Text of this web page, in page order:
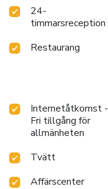
24-
timmarsreception
Restaurang
Internetåtkomst -
Fri tillgång för
allmänheten
Tvätt
Affärscenter